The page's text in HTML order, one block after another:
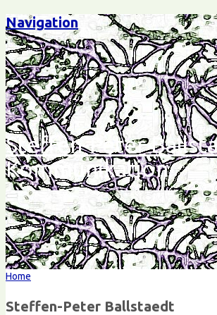
Navigation
Steffen-Peter
Kommunikation
Home
Steffen-Peter Ballstaedt